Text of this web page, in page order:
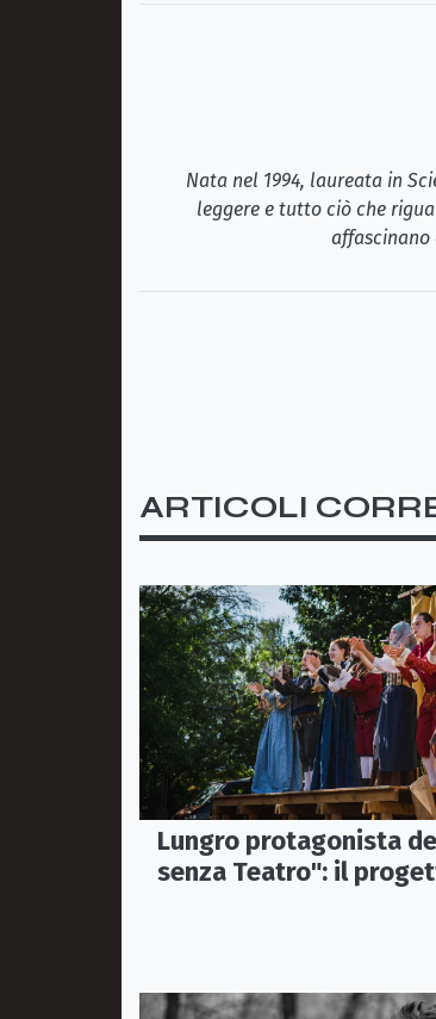
Nata nel 1994, laureata in
leggere e tutto ciò che
affascinano
ARTICOLI
Lungro protagonista
senza Teatro": il
itinerante che porta il